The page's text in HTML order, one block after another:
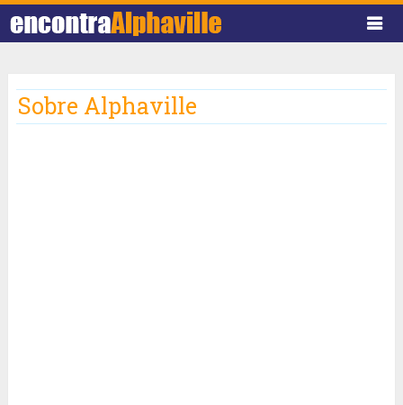
Sobre Alphaville